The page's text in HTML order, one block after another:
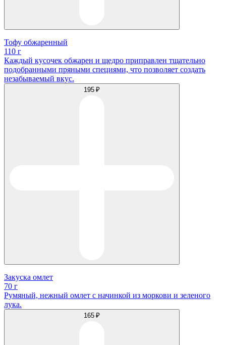
Тофу обжаренный
110 г
Каждый кусочек обжарен и щедро приправлен тщательно
подобранными пряными специями, что позволяет создать
незабываемый вкус.
195 ₽
Закуска омлет
70 г
Румяный, нежный омлет с начинкой из моркови и зеленого
лука.
165 ₽